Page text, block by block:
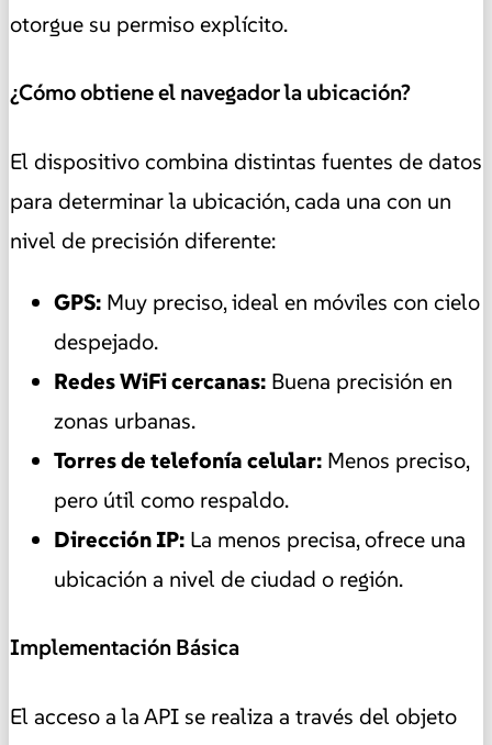
otorgue su permiso explícito.
¿Cómo obtiene el navegador la ubicación?
El dispositivo combina distintas fuentes de datos
para determinar la ubicación, cada una con un
nivel de precisión diferente:
GPS: Muy preciso, ideal en móviles con cielo
despejado.
Redes WiFi cercanas: Buena precisión en
zonas urbanas.
Torres de telefonía celular: Menos preciso,
pero útil como respaldo.
Dirección IP: La menos precisa, ofrece una
ubicación a nivel de ciudad o región.
Implementación Básica
El acceso a la API se realiza a través del objeto